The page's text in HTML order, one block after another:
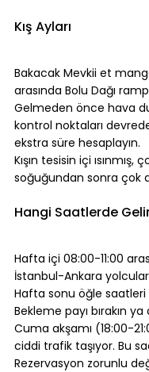
Kış Ayları
Bakacak Mevkii et
arasında Bolu Dağı
Gelmeden önce hava
kontrol noktaları
ekstra süre hesaplayın.
Kışın tesisin içi
soğuğundan sonra çok
Hangi Saatlerde
Hafta içi 08:00-11:00
İstanbul-Ankara
Hafta sonu öğle saatleri
Bekleme payı bırakın
Cuma akşamı (18:00-
ciddi trafik taşıyor. Bu
Rezervasyon zorunlu